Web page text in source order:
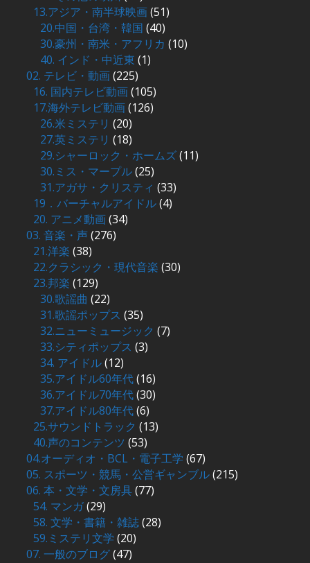
13.アジア・南半球映画(51)
20.中国・台湾・韓国 (40)
30.豪州・南米・アフリカ (10)
40. インド・中近東 (1)
02. テレビ・動画(225)
16. 国内テレビ動画(105)
17.海外テレビ動画(126)
26.米ミステリ (20)
27.英ミステリ (18)
29.シャーロック・ホームズ(11)
30.ミス・マープル(25)
31.アガサ・クリスティ (33)
19．バーチャルアイドル(4)
20. アニメ動画(34)
03. 音楽・声(276)
21.洋楽 (38)
22.クラシック・現代音楽 (30)
23.邦楽 (129)
30.歌謡曲 (22)
31.歌謡ポップス (35)
32.ニューミュージック (7)
33.シティポップス (3)
34. アイドル(12)
35.アイドル60年代(16)
36.アイドル70年代(30)
37.アイドル80年代(6)
25.サウンドトラック (13)
40.声のコンテンツ (53)
04.オーディオ・BCL・電子工学 (67)
05. スポーツ・競馬・公営ギャンブル(215)
06. 本・文学・文房具(77)
54. マンガ(29)
58. 文学・書籍・雑誌(28)
59.ミステリ文学 (20)
07. 一般のブログ(47)